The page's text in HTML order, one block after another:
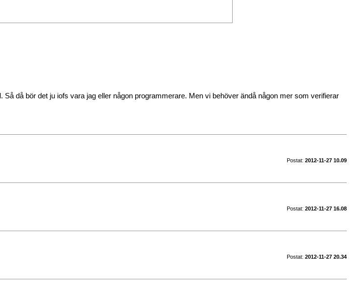
då bör det ju iofs vara jag eller någon programmerare. Men vi behöver ändå någon mer som verifierar
Postat: 2012-11-27 10.09
Postat: 2012-11-27 16.08
Postat: 2012-11-27 20.34